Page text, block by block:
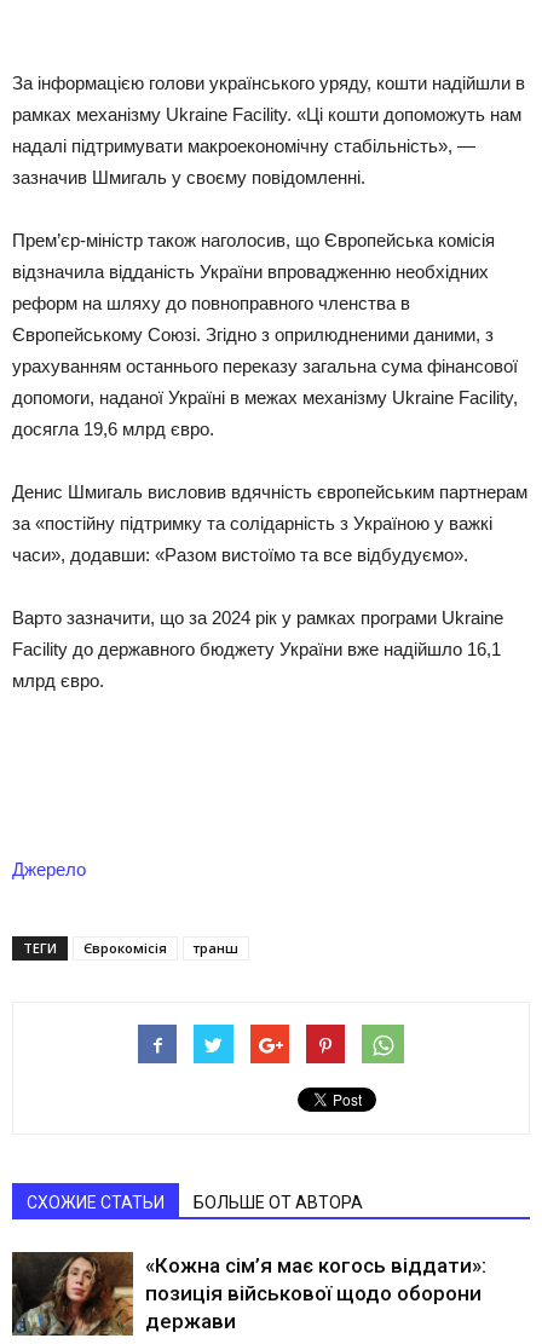
За інформацією голови українського уряду, кошти надійшли в
рамках механізму Ukraine Facility. «Ці кошти допоможуть нам
надалі підтримувати макроекономічну стабільність», —
зазначив Шмигаль у своєму повідомленні.
Прем’єр-міністр також наголосив, що Європейська комісія
відзначила відданість України впровадженню необхідних
реформ на шляху до повноправного членства в
Європейському Союзі. Згідно з оприлюдненими даними, з
урахуванням останнього переказу загальна сума фінансової
допомоги, наданої Україні в межах механізму Ukraine Facility,
досягла 19,6 млрд євро.
Денис Шмигаль висловив вдячність європейським партнерам
за «постійну підтримку та солідарність з Україною у важкі
часи», додавши: «Разом вистоїмо та все відбудуємо».
Варто зазначити, що за 2024 рік у рамках програми Ukraine
Facility до державного бюджету України вже надійшло 16,1
млрд євро.
Джерело
ТЕГИ Єврокомісія транш
СХОЖИЕ СТАТЬИ БОЛЬШЕ ОТ АВТОРА
«Кожна сім’я має когось віддати»:
позиція військової щодо оборони
держави